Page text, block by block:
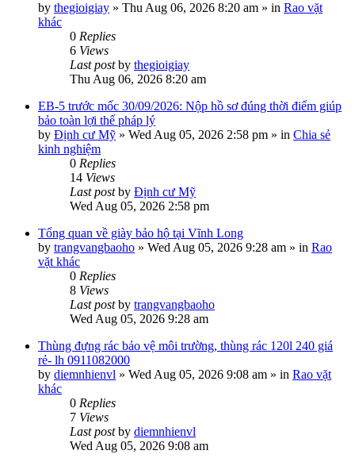
by thegioigiay » Thu Aug 06, 2026 8:20 am » in Rao vặt
khác
0 Replies
6 Views
Last postby thegioigiay
Thu Aug 06, 2026 8:20 am
EB-5 trước mốc 30/09/2026: Nộp hồ sơ đúng thời điểm giúp
bảo toàn lợi thế pháp lý
by Định cư Mỹ » Wed Aug 05, 2026 2:58 pm » in Chia sẻ
kinh nghiệm
0 Replies
14 Views
Last postby Định cư Mỹ
Wed Aug 05, 2026 2:58 pm
Tổng quan về giày bảo hộ tại Vĩnh Long
by trangvangbaoho » Wed Aug 05, 2026 9:28 am » in Rao
vặt khác
0 Replies
8 Views
Last postby trangvangbaoho
Wed Aug 05, 2026 9:28 am
Thùng đựng rác bảo vệ môi trường, thùng rác 120l 240 giá
rẻ- lh 0911082000
by diemnhienvl » Wed Aug 05, 2026 9:08 am » in Rao vặt
khác
0 Replies
7 Views
Last postby diemnhienvl
Wed Aug 05, 2026 9:08 am